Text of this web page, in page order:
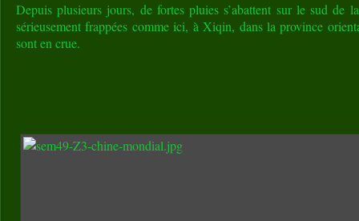
Depuis plusieurs jours, de fortes pluies s’abattent sur le sud de
sérieusement frappées comme ici, à Xiqin, dans la province
sont en crue.